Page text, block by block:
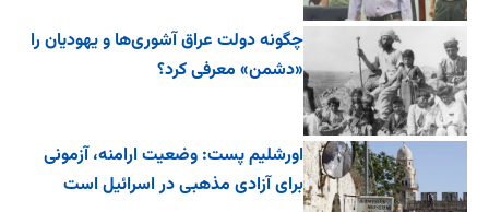
چگونه دولت عراق آشوری‌ها و یهودیان را
«دشمن» معرفی کرد؟
اورشلیم پست: وضعیت ارامنه، آزمونی
برای آزادی مذهبی در اسرائیل است